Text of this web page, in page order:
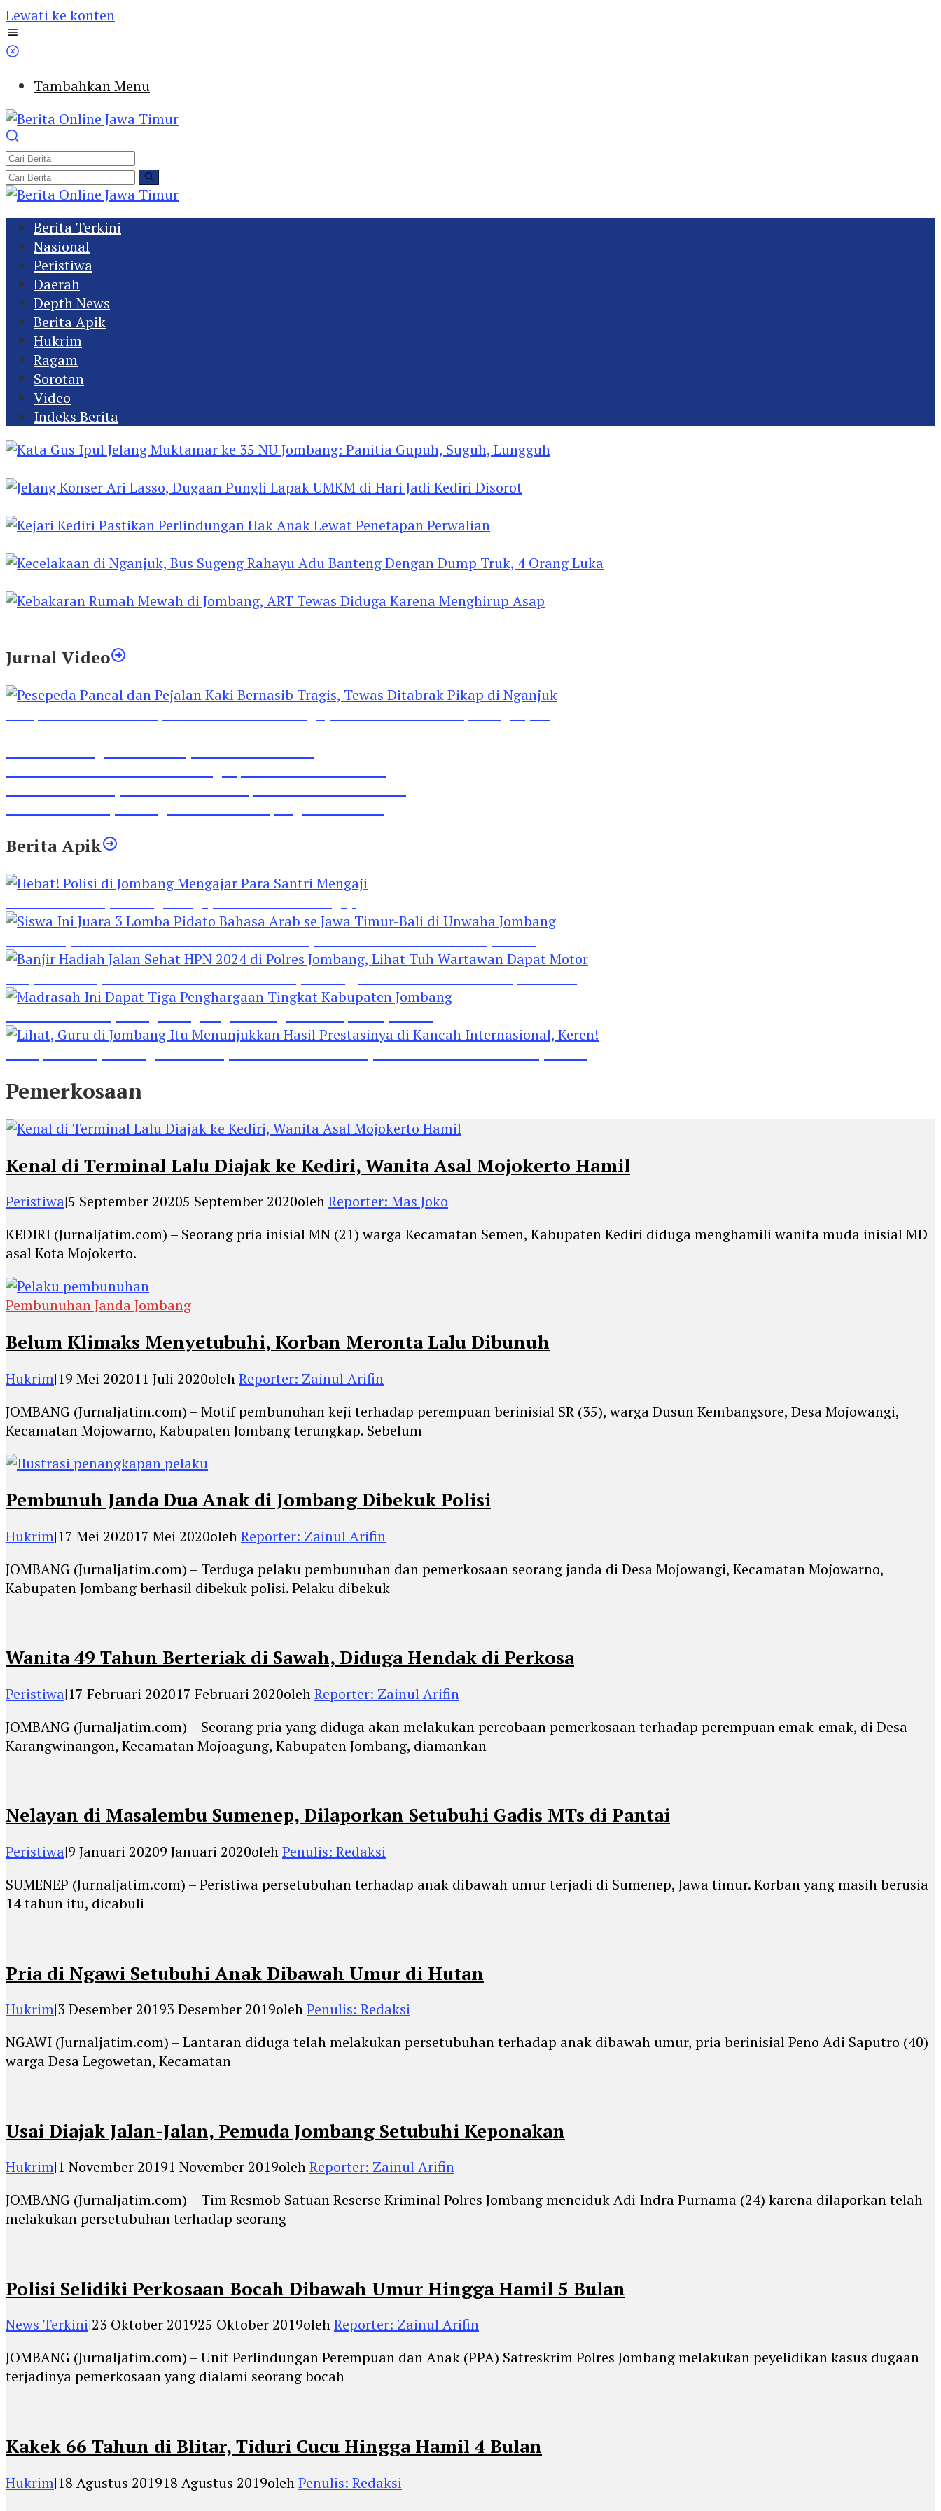
Lewati ke konten
Tambahkan Menu
Berita Terkini
Nasional
Peristiwa
Daerah
Depth News
Berita Apik
Hukrim
Ragam
Sorotan
Video
Indeks Berita
Jurnal Video
Berita Apik
Pemerkosaan
Kenal di Terminal Lalu Diajak ke Kediri, Wanita Asal Mojokerto Hamil
Peristiwa|5 September 20205 September 2020olehReporter: Mas Joko
KEDIRI (Jurnaljatim.com) – Seorang pria inisial MN (21) warga Kecamatan Semen, Kabupaten Kediri diduga menghamili wanita muda inisial MD
asal Kota Mojokerto.
Pembunuhan Janda Jombang
Belum Klimaks Menyetubuhi, Korban Meronta Lalu Dibunuh
Hukrim|19 Mei 202011 Juli 2020olehReporter: Zainul Arifin
JOMBANG (Jurnaljatim.com) – Motif pembunuhan keji terhadap perempuan berinisial SR (35), warga Dusun Kembangsore, Desa Mojowangi,
Kecamatan Mojowarno, Kabupaten Jombang terungkap. Sebelum
Pembunuh Janda Dua Anak di Jombang Dibekuk Polisi
Hukrim|17 Mei 202017 Mei 2020olehReporter: Zainul Arifin
JOMBANG (Jurnaljatim.com) – Terduga pelaku pembunuhan dan pemerkosaan seorang janda di Desa Mojowangi, Kecamatan Mojowarno,
Kabupaten Jombang berhasil dibekuk polisi. Pelaku dibekuk
Wanita 49 Tahun Berteriak di Sawah, Diduga Hendak di Perkosa
Peristiwa|17 Februari 202017 Februari 2020olehReporter: Zainul Arifin
JOMBANG (Jurnaljatim.com) – Seorang pria yang diduga akan melakukan percobaan pemerkosaan terhadap perempuan emak-emak, di Desa
Karangwinangon, Kecamatan Mojoagung, Kabupaten Jombang, diamankan
Nelayan di Masalembu Sumenep, Dilaporkan Setubuhi Gadis MTs di Pantai
Peristiwa|9 Januari 20209 Januari 2020olehPenulis: Redaksi
SUMENEP (Jurnaljatim.com) – Peristiwa persetubuhan terhadap anak dibawah umur terjadi di Sumenep, Jawa timur. Korban yang masih berusia
14 tahun itu, dicabuli
Pria di Ngawi Setubuhi Anak Dibawah Umur di Hutan
Hukrim|3 Desember 20193 Desember 2019olehPenulis: Redaksi
NGAWI (Jurnaljatim.com) – Lantaran diduga telah melakukan persetubuhan terhadap anak dibawah umur, pria berinisial Peno Adi Saputro (40)
warga Desa Legowetan, Kecamatan
Usai Diajak Jalan-Jalan, Pemuda Jombang Setubuhi Keponakan
Hukrim|1 November 20191 November 2019olehReporter: Zainul Arifin
JOMBANG (Jurnaljatim.com) – Tim Resmob Satuan Reserse Kriminal Polres Jombang menciduk Adi Indra Purnama (24) karena dilaporkan telah
melakukan persetubuhan terhadap seorang
Polisi Selidiki Perkosaan Bocah Dibawah Umur Hingga Hamil 5 Bulan
News Terkini|23 Oktober 201925 Oktober 2019olehReporter: Zainul Arifin
JOMBANG (Jurnaljatim.com) – Unit Perlindungan Perempuan dan Anak (PPA) Satreskrim Polres Jombang melakukan peyelidikan kasus dugaan
terjadinya pemerkosaan yang dialami seorang bocah
Kakek 66 Tahun di Blitar, Tiduri Cucu Hingga Hamil 4 Bulan
Hukrim|18 Agustus 201918 Agustus 2019olehPenulis: Redaksi